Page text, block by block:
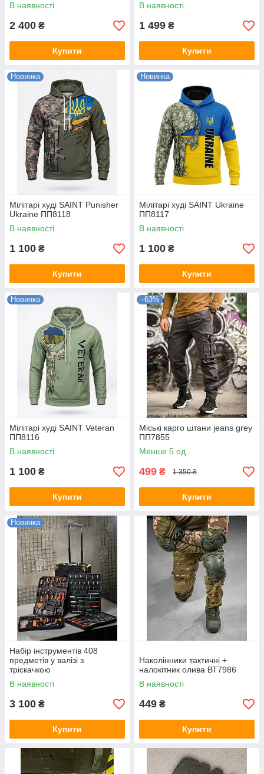
В наявності
2 400 ₴
Купити
ст.
В наявності
1 499 ₴
Купити
Новинка
Мілітарі худі SAINT Punisher
Ukraine ПП8118
В наявності
1 100 ₴
Купити
Новинка
Мілітарі худі SAINT Ukraine
ПП8117
В наявності
1 100 ₴
Купити
Новинка
Мілітарі худі SAINT Veteran
ПП8116
В наявності
1 100 ₴
Купити
–63%
Міські карго штани jeans grey
ПП7855
Менше 5 од.
499 ₴ 1 350 ₴
Купити
Новинка
Набір інструментів 408
предметів у валізі з
тріскачкою
В наявності
3 100 ₴
Купити
Наколінники тактичні +
налокітник олива ВТ7986
В наявності
449 ₴
Купити